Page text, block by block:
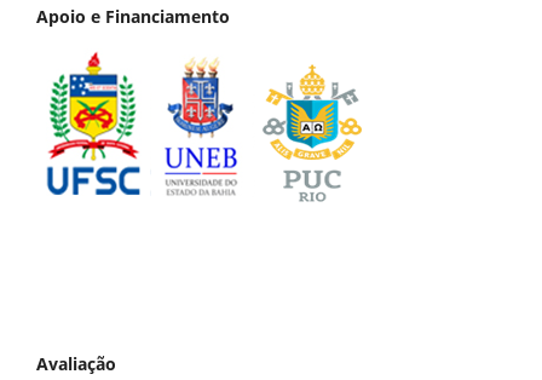
Apoio e Financiamento
Avaliação